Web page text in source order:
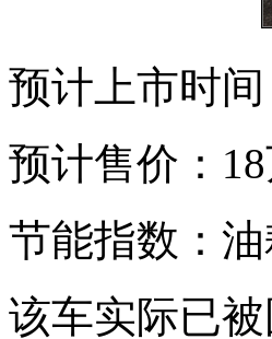
预计上市时
预计售价：
节能指数：
该车实际已